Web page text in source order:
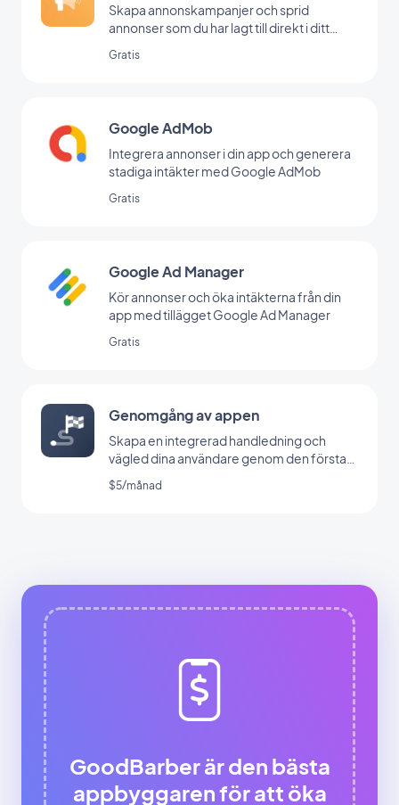
Skapa annonskampanjer och sprid
annonser som du har lagt till direkt i ditt
Gratis
Google AdMob
Integrera annonser i din app och generera
stadiga intäkter med Google AdMob
Gratis
Google Ad Manager
Kör annonser och öka intäkterna från din
app med tillägget Google Ad Manager
Gratis
Genomgång av appen
Skapa en integrerad handledning och
vägled dina användare genom den första
lanseringen av din app
$5/månad
GoodBarber är den bästa
appbyggaren för att öka